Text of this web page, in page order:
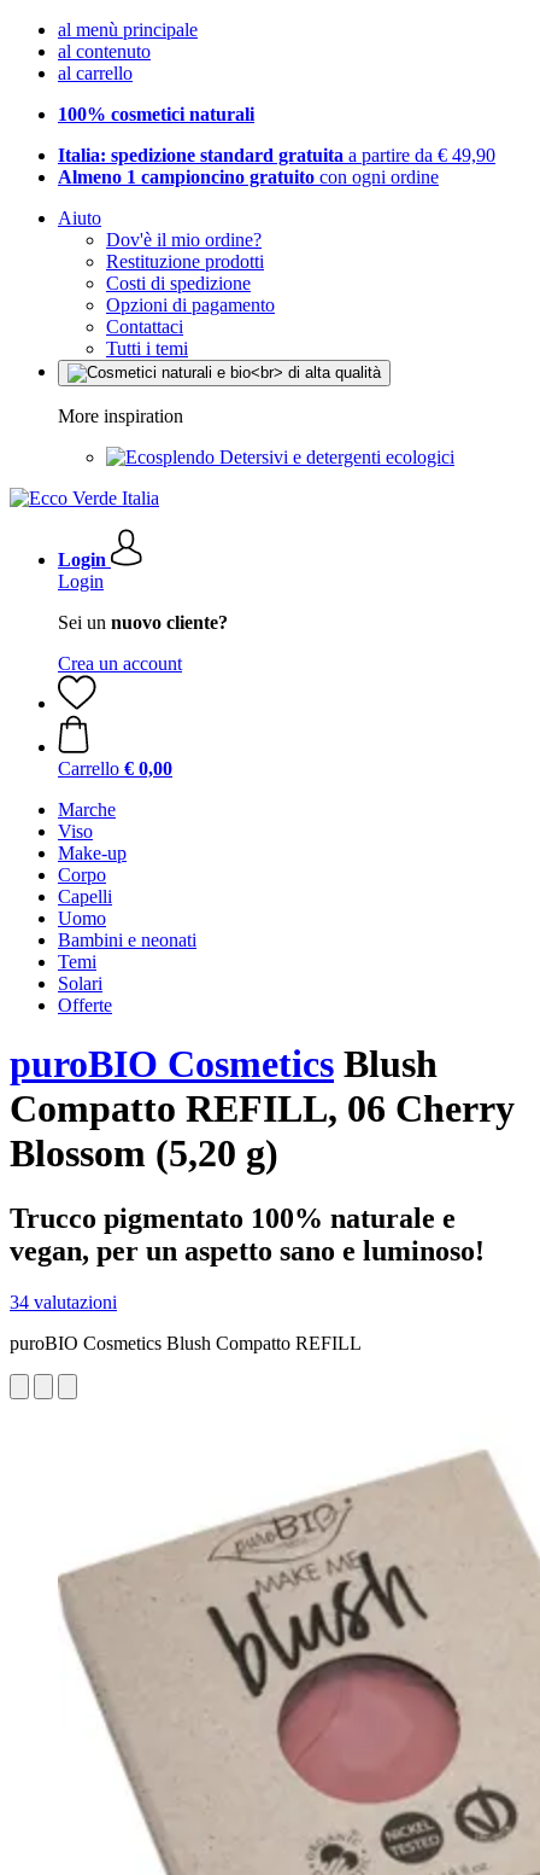
al menù principale
al contenuto
al carrello
100% cosmetici naturali
Italia: spedizione standard gratuita a partire da € 49,90
Almeno 1 campioncino gratuito con ogni ordine
Aiuto
Dov'è il mio ordine?
Restituzione prodotti
Costi di spedizione
Opzioni di pagamento
Contattaci
Tutti i temi
More inspiration
Detersivi e detergenti ecologici
Login
Login
Sei un nuovo cliente?
Crea un account
Carrello € 0,00
Marche
Viso
Make-up
Corpo
Capelli
Uomo
Bambini e neonati
Temi
Solari
Offerte
puroBIO Cosmetics Blush
Compatto REFILL, 06 Cherry
Blossom (5,20 g)
Trucco pigmentato 100% naturale e
vegan, per un aspetto sano e luminoso!
34 valutazioni
puroBIO Cosmetics Blush Compatto REFILL